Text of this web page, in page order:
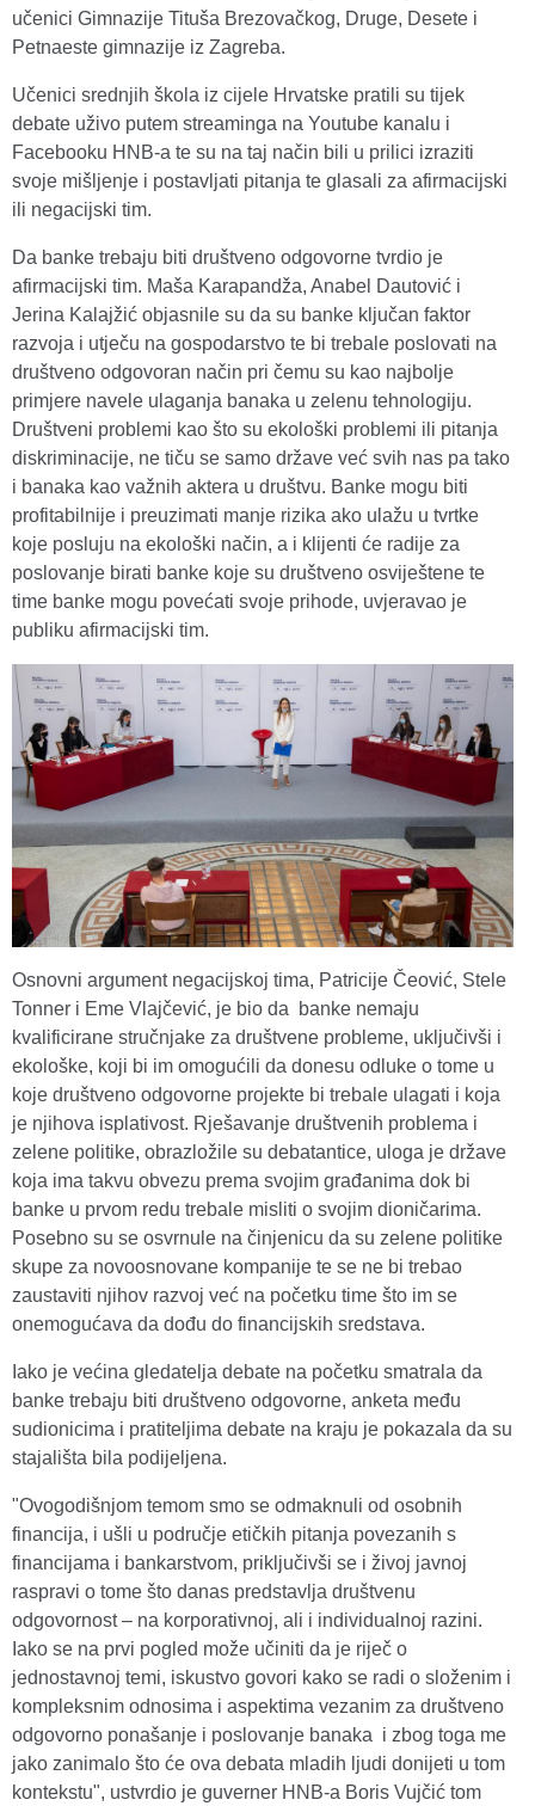
učenici Gimnazije Tituša Brezovačkog, Druge, Desete i
Petnaeste gimnazije iz Zagreba.
Učenici srednjih škola iz cijele Hrvatske pratili su tijek
debate uživo putem streaminga na Youtube kanalu i
Facebooku HNB-a te su na taj način bili u prilici izraziti
svoje mišljenje i postavljati pitanja te glasali za afirmacijski
ili negacijski tim.
Da banke trebaju biti društveno odgovorne tvrdio je
afirmacijski tim. Maša Karapandža, Anabel Dautović i
Jerina Kalajžić objasnile su da su banke ključan faktor
razvoja i utječu na gospodarstvo te bi trebale poslovati na
društveno odgovoran način pri čemu su kao najbolje
primjere navele ulaganja banaka u zelenu tehnologiju.
Društveni problemi kao što su ekološki problemi ili pitanja
diskriminacije, ne tiču se samo države već svih nas pa tako
i banaka kao važnih aktera u društvu. Banke mogu biti
profitabilnije i preuzimati manje rizika ako ulažu u tvrtke
koje posluju na ekološki način, a i klijenti će radije za
poslovanje birati banke koje su društveno osviještene te
time banke mogu povećati svoje prihode, uvjeravao je
publiku afirmacijski tim.
Osnovni argument negacijskoj tima, Patricije Čeović, Stele
Tonner i Eme Vlajčević, je bio da banke nemaju
kvalificirane stručnjake za društvene probleme, uključivši i
ekološke, koji bi im omogućili da donesu odluke o tome u
koje društveno odgovorne projekte bi trebale ulagati i koja
je njihova isplativost. Rješavanje društvenih problema i
zelene politike, obrazložile su debatantice, uloga je države
koja ima takvu obvezu prema svojim građanima dok bi
banke u prvom redu trebale misliti o svojim dioničarima.
Posebno su se osvrnule na činjenicu da su zelene politike
skupe za novoosnovane kompanije te se ne bi trebao
zaustaviti njihov razvoj već na početku time što im se
onemogućava da dođu do financijskih sredstava.
Iako je većina gledatelja debate na početku smatrala da
banke trebaju biti društveno odgovorne, anketa među
sudionicima i pratiteljima debate na kraju je pokazala da su
stajališta bila podijeljena.
"Ovogodišnjom temom smo se odmaknuli od osobnih
financija, i ušli u područje etičkih pitanja povezanih s
financijama i bankarstvom, priključivši se i živoj javnoj
raspravi o tome što danas predstavlja društvenu
odgovornost – na korporativnoj, ali i individualnoj razini.
Iako se na prvi pogled može učiniti da je riječ o
jednostavnoj temi, iskustvo govori kako se radi o složenim i
kompleksnim odnosima i aspektima vezanim za društveno
odgovorno ponašanje i poslovanje banaka i zbog toga me
jako zanimalo što će ova debata mladih ljudi donijeti u tom
kontekstu", ustvrdio je guverner HNB-a Boris Vujčić tom